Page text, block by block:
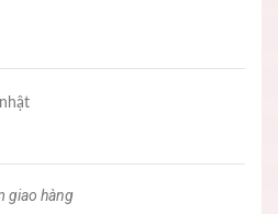
giao hàng